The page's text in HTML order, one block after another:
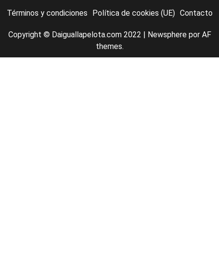
Términos y condiciones Política de cookies (UE) Contacto
Copyright © Daiguallapelota.com 2022 | Newspherepor AF
themes.